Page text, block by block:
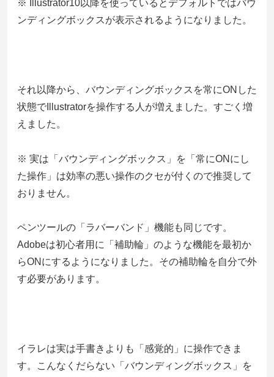
※ Illustrator10以降を使っているとデフォルトではバウ
ンディングボックスが表示されるようになりました。
それ以降から、バウンディングボックスを常にONした
状態でIllustratorを操作する人が増えました。すごく増
えました。
※ 実は「バウンディングボックス」を「常にONにし
た操作」は効率の悪い操作のクセが付くので推奨して
おりません。
ペンツールの「ラバーバンド」機能も同じです。
Adobeは初心者用に「補助輪」のような機能を最初か
らONにするようになりました。その補助輪を自分で外
す必要があります。
イラレは実は手書きよりも「感覚的」に操作できま
す。こんなくだらない「バウンディングボックス」を